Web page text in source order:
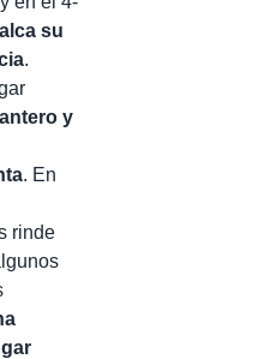
su
.
y
. En
rinde